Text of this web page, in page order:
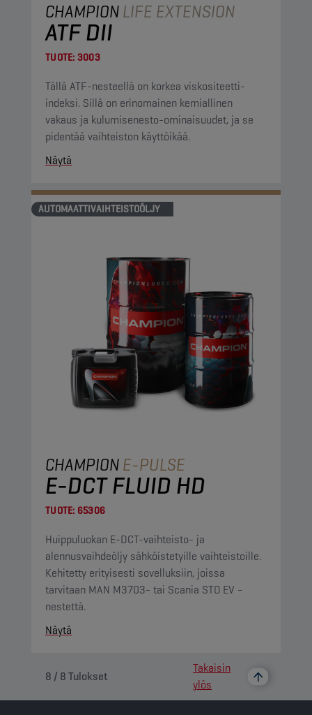
CHAMPIONLIFE EXTENSION
ATF DII
TUOTE: 3003
Tällä ATF-nesteellä on korkea viskositeetti-
indeksi. Sillä on erinomainen kemiallinen
vakaus ja kulumisenesto-ominaisuudet, ja se
pidentää vaihteiston käyttöikää.
Näytä
AUTOMAATTIVAIHTEISTOÖLJY
CHAMPIONE-PULSE
E-DCT FLUID HD
TUOTE: 65306
Huippuluokan E-DCT-vaihteisto- ja
alennusvaihdeöljy sähköistetyille vaihteistoille.
Kehitetty erityisesti sovelluksiin, joissa
tarvitaan MAN M3703- tai Scania STO EV -
nestettä.
Näytä
8 / 8Tulokset
Takaisin
ylös